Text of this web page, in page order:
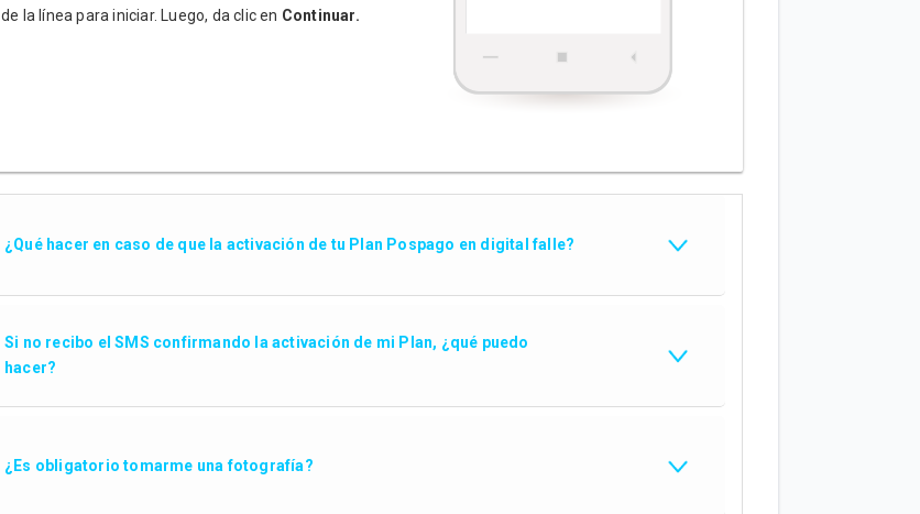
de la línea para iniciar. Luego, da clic en Continuar.
¿Qué hacer en caso de que la activación de tu Plan Pospago en digital falle?
Si no recibo el SMS confirmando la activación de mi Plan, ¿qué puedo
hacer?
¿Es obligatorio tomarme una fotografía?